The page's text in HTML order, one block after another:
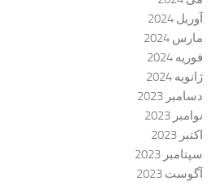
آوریل 2024
مارس 2024
فوریه 2024
ژانویه 2024
دسامبر 2023
نوامبر 2023
اکتبر 2023
سپتامبر 2023
آگوست 2023